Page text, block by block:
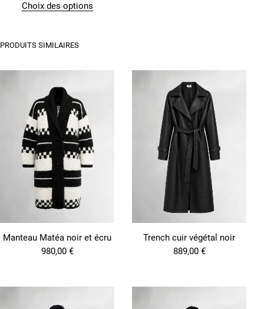
Choix des options
r
d
i
t
a
p
l
u
i
u
s
r
i
n
PRODUITS SIMILAIRES
Manteau Matéa noir et écru
980,00 €
Trench cuir végétal noir
889,00 €